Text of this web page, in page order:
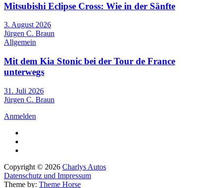
Mitsubishi Eclipse Cross: Wie in der Sänfte
3. August 2026
Jürgen C. Braun
Allgemein
Mit dem Kia Stonic bei der Tour de France
unterwegs
31. Juli 2026
Jürgen C. Braun
Anmelden
Copyright © 2026 Charlys Autos
Datenschutz und Impressum
Theme by: Theme Horse